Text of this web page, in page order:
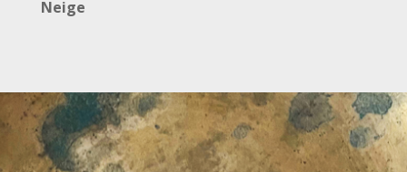
Neige